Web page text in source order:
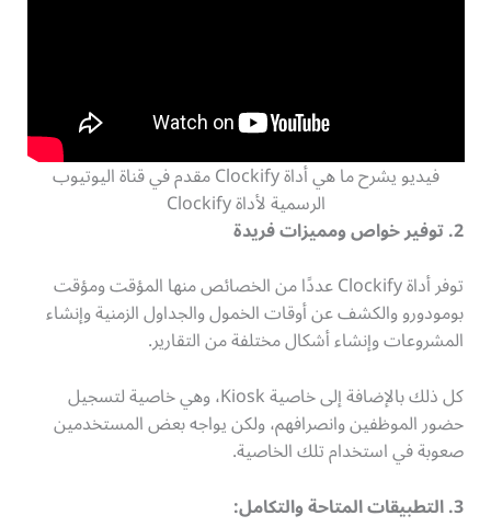
فيديو يشرح ما هي أداة Clockify مقدم في قناة اليوتيوب
الرسمية لأداة Clockify
2. توفير خواص ومميزات فريدة
توفر أداة Clockify عددًا من الخصائص منها المؤقت ومؤقت
بومودورو والكشف عن أوقات الخمول والجداول الزمنية وإنشاء
المشروعات وإنشاء أشكال مختلفة من التقارير.
كل ذلك بالإضافة إلى خاصية Kiosk، وهي خاصية لتسجيل
حضور الموظفين وانصرافهم، ولكن يواجه بعض المستخدمين
صعوبة في استخدام تلك الخاصية.
3. التطبيقات المتاحة والتكامل: